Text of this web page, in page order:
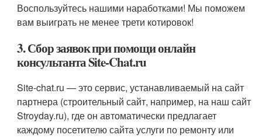
Воспользуйтесь нашими наработками! Мы поможем
вам выиграть не менее трети котировок!
3. Сбор заявок при помощи онлайн
консультанта Site-Chat.ru
Site-chat.ru — это сервис, устанавливаемый на сайт
партнера (строительный сайт, например, на наш сайт
Stroyday.ru), где он автоматически предлагает
каждому посетителю сайта услуги по ремонту или